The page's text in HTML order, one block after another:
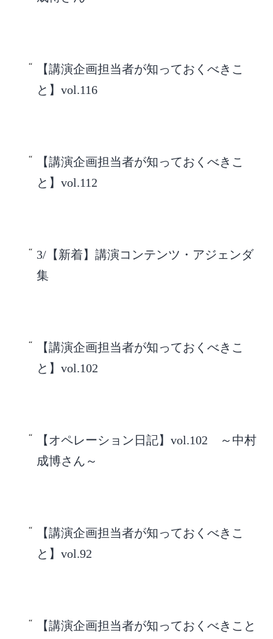
【講演企画担当者が知っておくべきこ
と】vol.116
【講演企画担当者が知っておくべきこ
と】vol.112
3/【新着】講演コンテンツ・アジェンダ
集
【講演企画担当者が知っておくべきこ
と】vol.102
【オペレーション日記】vol.102 ～中村
成博さん～
【講演企画担当者が知っておくべきこ
と】vol.92
【講演企画担当者が知っておくべきこと